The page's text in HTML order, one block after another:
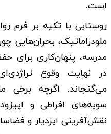
است.
روستایی با تکیه بر فرم
ملودراماتیک، بحران‌هایی
مدرسه، پنهان‌کاری برای
در نهایت وقوع
می‌گنجاند. اگرچه برخی
سویه‌های افراطی و
نقش‌آفرینی ایزدیار و